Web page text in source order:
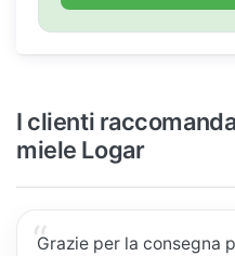
I clienti
miele Logar
Grazie per la consegna